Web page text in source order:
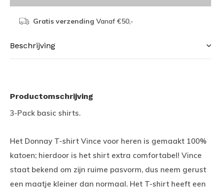
Gratis verzending Vanaf €50,-
Beschrijving
Productomschrijving
3-Pack basic shirts.
Het Donnay T-shirt Vince voor heren is gemaakt 100%
katoen; hierdoor is het shirt extra comfortabel! Vince
staat bekend om zijn ruime pasvorm, dus neem gerust
een maatje kleiner dan normaal. Het T-shirt heeft een